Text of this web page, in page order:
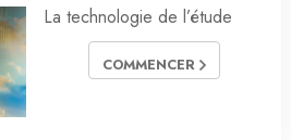
La technologie de l’étude
COMMENCER